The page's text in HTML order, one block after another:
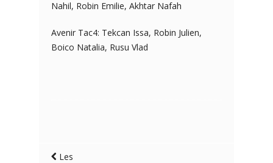
Nahil, Robin Emilie, Akhtar Nafah
Avenir Tac4: Tekcan Issa, Robin Julien,
Boico Natalia, Rusu Vlad
Les